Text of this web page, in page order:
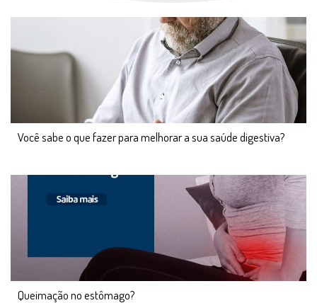
Você sabe o que fazer para melhorar a sua saúde digestiva?
Queimação no estômago?